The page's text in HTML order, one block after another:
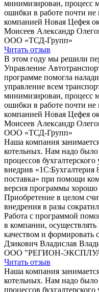
минимизирован, процесс
ошибки в работе почти
компанией Новая Цефея
Моисеев Александр
ООО «ТСД-Групп»
Читать отзыв
В этом году мы решили
Управление
программе помогла
управление всем
минимизирован, процесс
ошибки в работе почти
компанией Новая Цефея
Моисеев Александр
ООО «ТСД-Групп»
Наша компания
котельных. Нам надо
процессов
внедрив «1С:Бухгалтерия
поставка» при помощи
версия программы хорошо
Приобретение в целом
внедрения в разы
Работа с программой
в компании,
качеством и формировать
Дзикович Владислав
ООО "РЕГИОН-
Читать отзыв
Наша компания
котельных. Нам надо
процессов